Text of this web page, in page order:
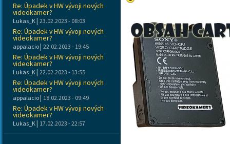
Re: Úpadek v HW vývoji nových
videokamer?
Lukas_K | 23.02.2023 - 08:03
Re: Úpadek v HW vývoji nových
videokamer?
appalacio| 22.02.2023 - 19:45
Re: Úpadek v HW vývoji nových
videokamer?
Lukas_K | 22.02.2023 - 13:55
Re: Úpadek v HW vývoji nových
videokamer?
appalacio| 18.02.2023 - 09:49
Re: Úpadek v HW vývoji nových
videokamer?
Lukas_K | 17.02.2023 - 22:57